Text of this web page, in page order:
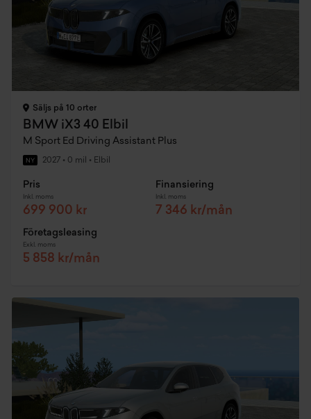
Säljs på 10 orter
BMW iX3 40 Elbil
M Sport Ed Driving Assistant Plus
NY 2027 • 0 mil • Elbil
Pris
Inkl. moms
699 900 kr
Finansiering
Inkl. moms
7 346 kr/mån
Företagsleasing
Exkl. moms
5 858 kr/mån